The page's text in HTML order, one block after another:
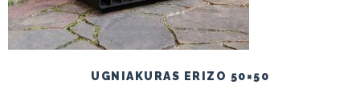
UGNIAKURAS ERIZO 50×50